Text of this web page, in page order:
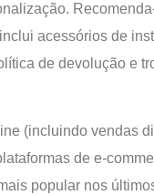
acessórios de
de devolução e
(incluindo vendas
de e-
popular nos